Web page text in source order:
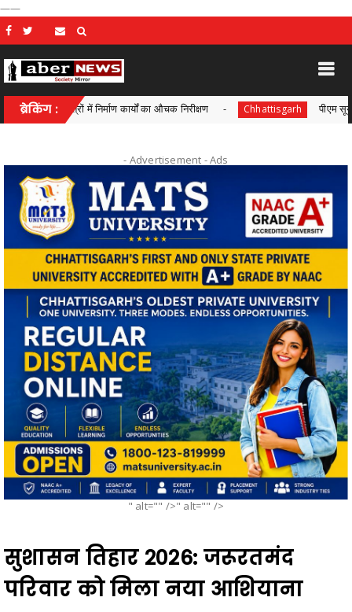
——
ब्रेकिंग :
में निर्माण कार्यों का औचक निरीक्षण Chhattisgarh पीएम सूर्य घर-मुफ्त
- Advertisement -Ads
" alt="" />" alt="" />
सुशासन तिहार 2026: जरूरतमंद
परिवार को मिला नया आशियाना